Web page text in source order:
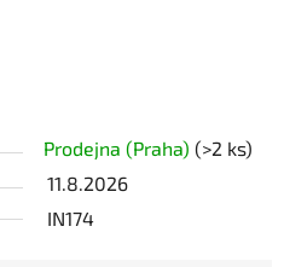
Prodejna (Praha) (>2 ks)
11.8.2026
IN174